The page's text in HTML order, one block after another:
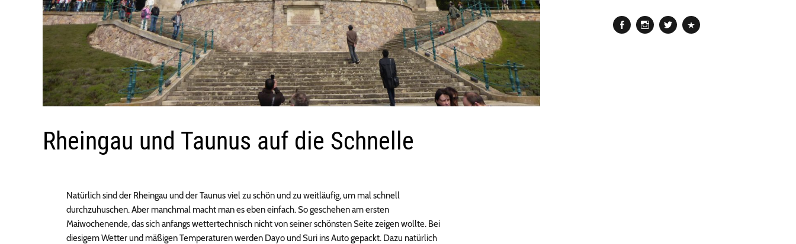
Rheingau und Taunus auf die Schnelle
Natürlich sind der Rheingau und der Taunus viel zu schön und zu weitläufig, um mal schnell
durchzuhuschen. Aber manchmal macht man es eben einfach. So geschehen am ersten
Maiwochenende, das sich anfangs wettertechnisch nicht von seiner schönsten Seite zeigen wollte. Bei
diesigem Wetter und mäßigen Temperaturen werden Dayo und Suri ins Auto gepackt. Dazu natürlich